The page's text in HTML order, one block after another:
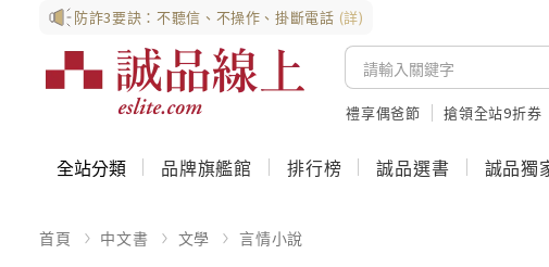
防詐3要訣：不聽信、不操作、掛斷電話 (詳)
禮享偶爸節 搶領全站9折券
全站分類 品牌旗艦館 排行榜 誠品選書 誠品獨
首頁 中文書 文學 言情小說